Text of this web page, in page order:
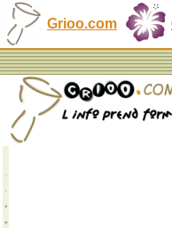
Grioo.com